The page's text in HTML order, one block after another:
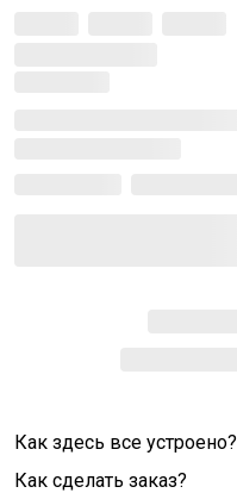
Как здесь все устроено?
Как сделать заказ?